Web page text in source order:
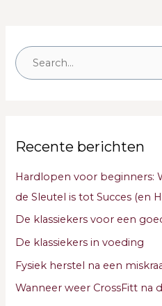
Z
n
Recente berichten
Hardlopen voor beginners:
de Sleutel is tot Succes (en
De klassiekers voor een
De klassiekers in voeding
Fysiek herstel na een
Wanneer weer CrossFitt na